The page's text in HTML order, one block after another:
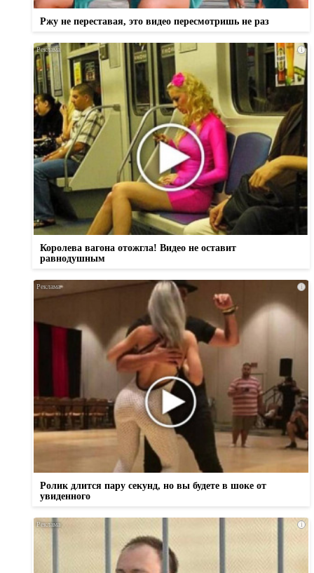
Ржу не переставая, это видео пересмотришь не раз
i
Королева вагона отожгла! Видео не оставит
равнодушным
i
Ролик длится пару секунд, но вы будете в шоке от
увиденного
i